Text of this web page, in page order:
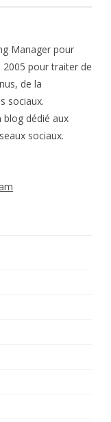
Manager pour
pour traiter de
de la
sociaux.
blog dédié aux
sociaux.